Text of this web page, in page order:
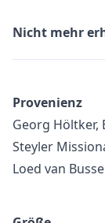
Nicht mehr
Provenienz
Georg Höltker,
Steyler
Loed van